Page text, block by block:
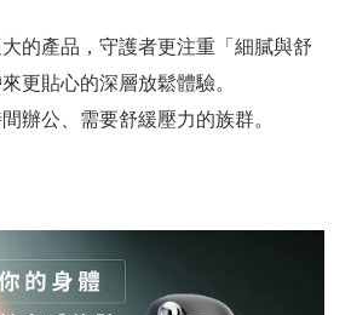
的產品，守護者更注重「細膩與舒
更貼心的深層放鬆體驗。
辦公、需要舒緩壓力的族群。